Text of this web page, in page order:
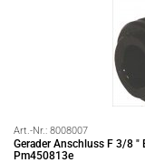
Art.-Nr.: 8008007
Gerader Anschluss F 3/8
Pm450813e